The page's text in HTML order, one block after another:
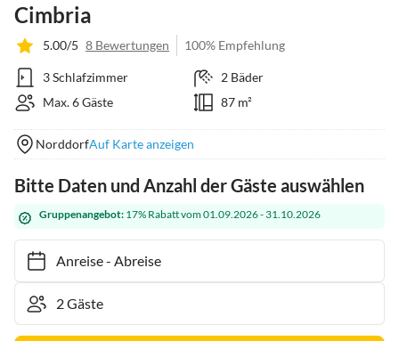
Cimbria
5.00/5 8 Bewertungen 100% Empfehlung
3 Schlafzimmer
2 Bäder
Max. 6 Gäste
87 m²
NorddorfAuf Karte anzeigen
Bitte Daten und Anzahl der Gäste auswählen
Gruppenangebot: 17% Rabatt vom 01.09.2026 - 31.10.2026
Anreise- Abreise